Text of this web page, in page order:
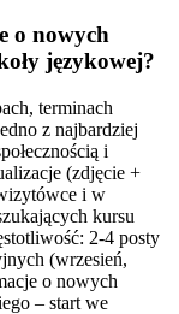
o nowych
językowej?
terminach
z najbardziej
i
(zdjęcie +
i w
kursu
2-4 posty
(wrzesień,
o nowych
– start we